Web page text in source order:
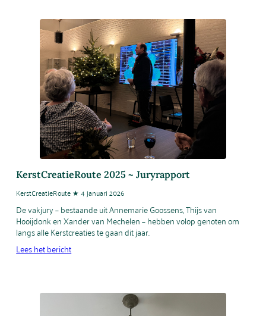
KerstCreatieRoute 2025 ~ Juryrapport
KerstCreatieRoute ★ 4 januari 2026
De vakjury – bestaande uit Annemarie Goossens, Thijs van
Hooijdonk en Xander van Mechelen – hebben volop genoten om
langs alle Kerstcreaties te gaan dit jaar.
Lees het bericht